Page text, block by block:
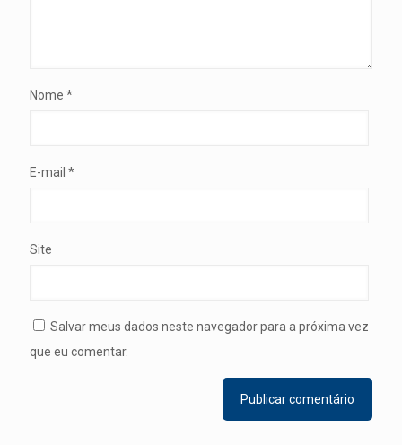
Nome *
E-mail *
Site
Salvar meus dados neste navegador para a próxima vez
que eu comentar.